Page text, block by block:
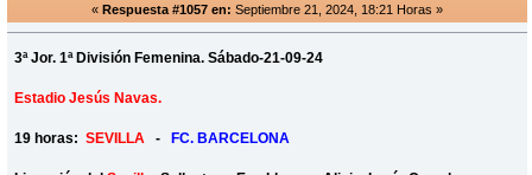
« Respuesta #1057 en: Septiembre 21, 2024, 18:21 Horas »
3ª Jor. 1ª División Femenina. Sábado-21-09-24
Estadio Jesús Navas.
19 horas:SEVILLA -FC. BARCELONA